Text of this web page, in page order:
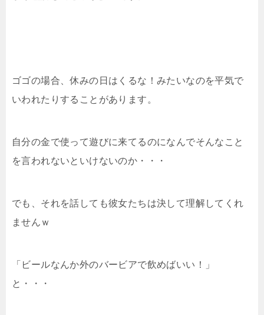
ゴゴの場合、休みの日はくるな！みたいなのを平気で
いわれたりすることがあります。
自分の金で使って遊びに来てるのになんでそんなこと
を言われないといけないのか・・・
でも、それを話しても彼女たちは決して理解してくれ
ませんｗ
「ビールなんか外のバービアで飲めばいい！」
と・・・